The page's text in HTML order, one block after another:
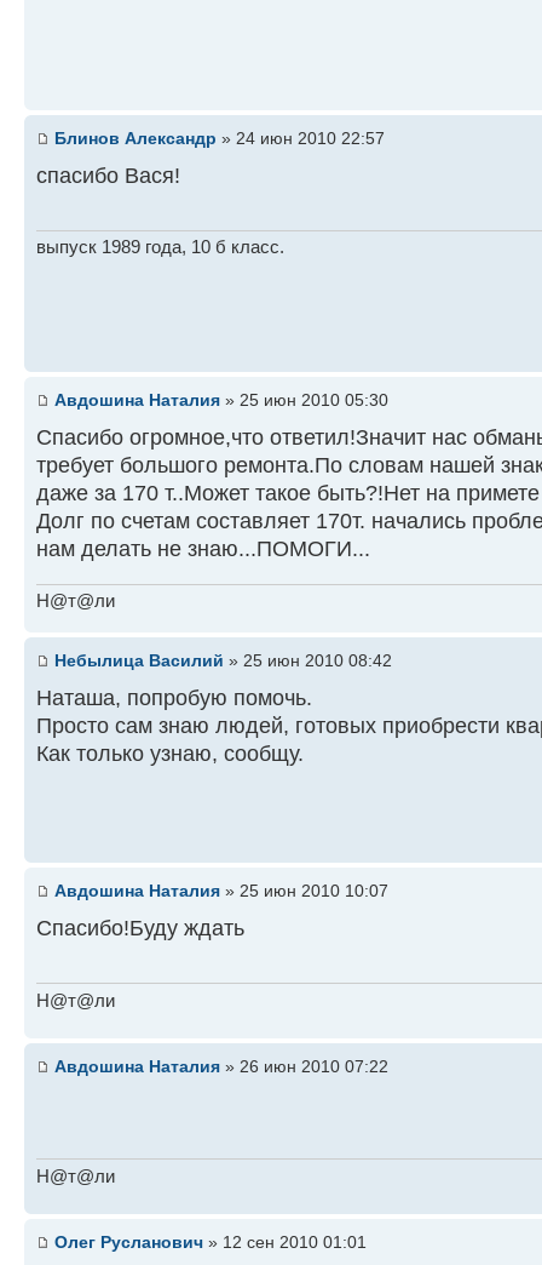
Блинов Александр » 24 июн 2010 22:57
спасибо Вася!
выпуск 1989 года, 10 б класс.
Авдошина Наталия » 25 июн 2010 05:30
Спасибо огромное,что ответил!Значит нас
требует большого ремонта.По словам нашей
даже за 170 т..Может такое быть?!Нет на
Долг по счетам составляет 170т. начались
нам делать не знаю...ПОМОГИ...
Н@т@ли
Небылица Василий » 25 июн 2010 08:42
Наташа, попробую помочь.
Просто сам знаю людей, готовых приобрести
Как только узнаю, сообщу.
Авдошина Наталия » 25 июн 2010 10:07
Спасибо!Буду ждать
Н@т@ли
Авдошина Наталия » 26 июн 2010 07:22
Н@т@ли
Олег Русланович » 12 сен 2010 01:01